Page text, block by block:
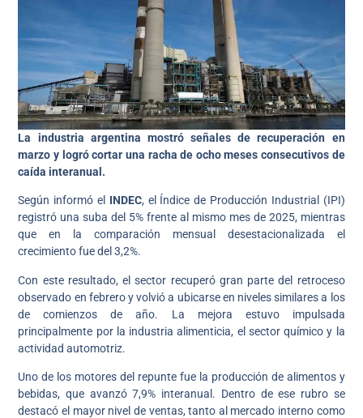
La industria argentina mostró señales de recuperación en
marzo y logró cortar una racha de ocho meses consecutivos de
caída interanual.
Según informó el INDEC, el Índice de Producción Industrial (IPI)
registró una suba del 5% frente al mismo mes de 2025, mientras
que en la comparación mensual desestacionalizada el
crecimiento fue del 3,2%.
Con este resultado, el sector recuperó gran parte del retroceso
observado en febrero y volvió a ubicarse en niveles similares a los
de comienzos de año. La mejora estuvo impulsada
principalmente por la industria alimenticia, el sector químico y la
actividad automotriz.
Uno de los motores del repunte fue la producción de alimentos y
bebidas, que avanzó 7,9% interanual. Dentro de ese rubro se
destacó el mayor nivel de ventas, tanto al mercado interno como